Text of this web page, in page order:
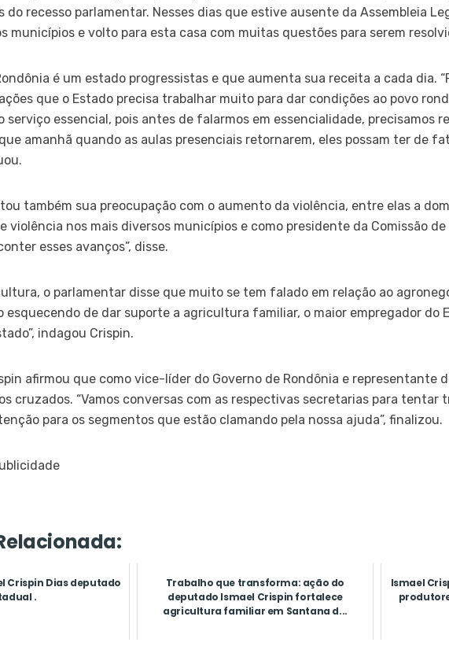
do recesso parlamentar. Nesses dias que estive ausente da Assembleia
municípios e volto para esta casa com muitas questões para serem
é um estado progressistas e que aumenta sua receita a cada dia.
que o Estado precisa trabalhar muito para dar condições ao povo
serviço essencial, pois antes de falarmos em essencialidade, precisamos
amanhã quando as aulas presenciais retornarem, eles possam ter de
também sua preocupação com o aumento da violência, entre elas a
violência nos mais diversos municípios e como presidente da Comissão
esses avanços”, disse.
o parlamentar disse que muito se tem falado em relação ao
esquecendo de dar suporte a agricultura familiar, o maior empregador do
indagou Crispin.
afirmou que como vice-líder do Governo de Rondônia e representante
cruzados. “Vamos conversas com as respectivas secretarias para tentar
para os segmentos que estão clamando pela nossa ajuda”, finalizou.
Crispin Dias deputado
.
Trabalho que transforma: ação do
deputado Ismael Crispin fortalece
agricultura familiar em Santana d...
Ismael